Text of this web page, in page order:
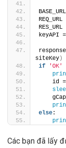
keyAPI =
siteKey )
if
'OK'
id
else:
Các bạn đã lấy